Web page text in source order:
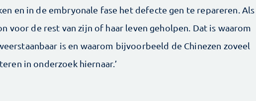
en in de embryonale fase het defecte gen te repareren. Als
voor de rest van zijn of haar leven geholpen. Dat is waarom
is en waarom bijvoorbeeld de Chinezen zoveel
in onderzoek hiernaar.’